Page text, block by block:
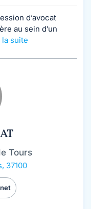
d’avocat
au sein d’un
la suite
Tours
37100